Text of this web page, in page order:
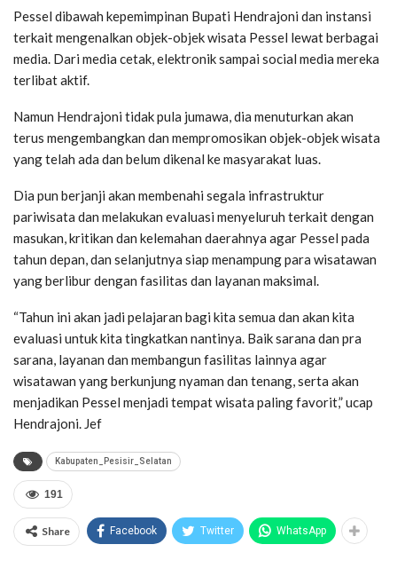
Pessel dibawah kepemimpinan Bupati Hendrajoni dan instansi
terkait mengenalkan objek-objek wisata Pessel lewat berbagai
media. Dari media cetak, elektronik sampai social media mereka
terlibat aktif.
Namun Hendrajoni tidak pula jumawa, dia menuturkan akan
terus mengembangkan dan mempromosikan objek-objek wisata
yang telah ada dan belum dikenal ke masyarakat luas.
Dia pun berjanji akan membenahi segala infrastruktur
pariwisata dan melakukan evaluasi menyeluruh terkait dengan
masukan, kritikan dan kelemahan daerahnya agar Pessel pada
tahun depan, dan selanjutnya siap menampung para wisatawan
yang berlibur dengan fasilitas dan layanan maksimal.
“Tahun ini akan jadi pelajaran bagi kita semua dan akan kita
evaluasi untuk kita tingkatkan nantinya. Baik sarana dan pra
sarana, layanan dan membangun fasilitas lainnya agar
wisatawan yang berkunjung nyaman dan tenang, serta akan
menjadikan Pessel menjadi tempat wisata paling favorit,” ucap
Hendrajoni. Jef
Kabupaten_Pesisir_Selatan
191
Share Facebook Twitter WhatsApp